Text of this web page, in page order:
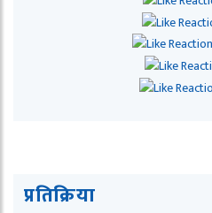
प्रतिक्रिया